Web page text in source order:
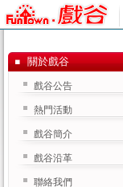
關於戲谷
戲谷公告
熱門活動
戲谷簡介
戲谷沿革
聯絡我們